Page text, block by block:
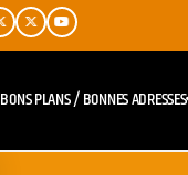
BONS PLANS / BONNES ADRESSES